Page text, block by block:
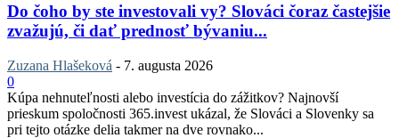
Do čoho by ste investovali vy? Slováci čoraz častejšie
zvažujú, či dať prednosť bývaniu...
Zuzana Hlašeková - 7. augusta 2026
0
Kúpa nehnuteľnosti alebo investícia do zážitkov? Najnovší
prieskum spoločnosti 365.invest ukázal, že Slováci a Slovenky sa
pri tejto otázke delia takmer na dve rovnako...